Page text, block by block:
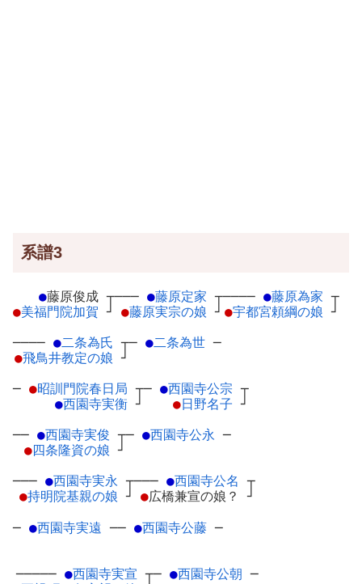
系譜3
●藤原俊成 ┬
●美福門院加賀 ┘
─── ●藤原定家 ┬
●藤原実宗の娘 ┘
──── ●藤原為家 ┬
●宇都宮頼綱の娘 ┘
──── ●二条為氏 ┬
●飛鳥井教定の娘 ┘
─ ●二条為世 ─
─ ●昭訓門院春日局 ┬
●西園寺実衡 ┘
─ ●西園寺公宗 ┬
●日野名子 ┘
── ●西園寺実俊 ┬
●四条隆資の娘 ┘
─ ●西園寺公永 ─
─── ●西園寺実永 ┬
●持明院基親の娘 ┘
─── ●西園寺公名 ┬
●広橋兼宣の娘？ ┘
─ ●西園寺実遠 ── ●西園寺公藤 ─
───── ●西園寺実宣 ┬─ ●西園寺公朝 ─